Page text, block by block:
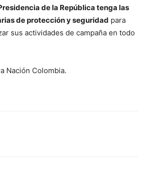
de la República tenga las
de protección y seguridad para
sus actividades de campaña en todo
Nación Colombia.